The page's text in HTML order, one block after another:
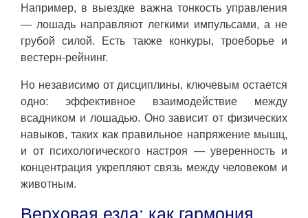
Например, в выездке важна тонкость управления
— лошадь направляют легкими импульсами, а не
грубой силой. Есть также конкуры, троеборье и
вестерн-рейнинг.
Но независимо от дисциплины, ключевым остается
одно: эффективное взаимодействие между
всадником и лошадью. Оно зависит от физических
навыков, таких как правильное напряжение мышц,
и от психологического настроя — уверенность и
концентрация укрепляют связь между человеком и
животным.
Верховая езда: как гармония